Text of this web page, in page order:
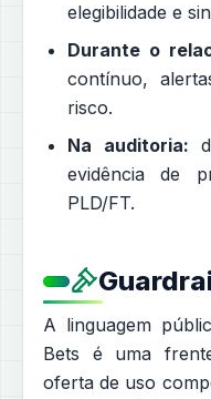
elegibilidade e
Durante o
contínuo,
risco.
Na auditoria:
evidência de
PLD/FT.
A linguagem
Bets é uma
oferta de uso